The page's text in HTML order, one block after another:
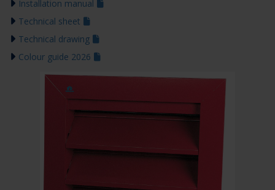
Installation manual
Technical sheet
Technical drawing
Colour guide 2026